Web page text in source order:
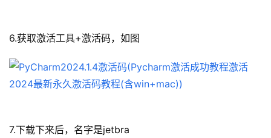
6.获取激活工具+激活码，如图
7.下载下来后，名字是jetbra